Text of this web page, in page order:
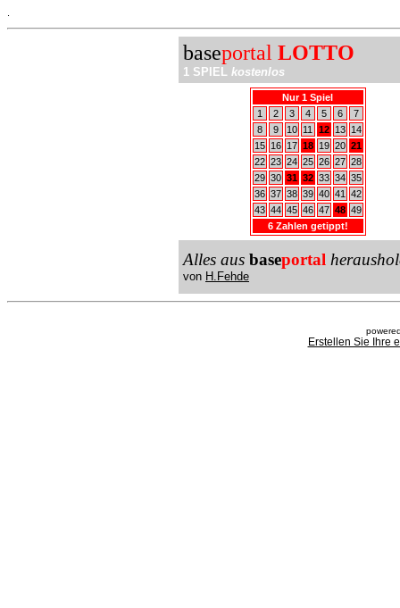
baseportal LOTTO
1 SPIEL kostenlos
Nur 1 Spiel
1
2 3 4 5 6
7
8
9 10 11 12 13
14
15
16 17 18 19 20 21
22 23 24 25 26 27 28
29 30 31 32 33 34 35
36 37 38 39 40 41
42
43 44 45 46 47 48 49
6 Zahlen getippt!
Alles aus baseportal
von H.Fehde
Erstellen Sie Ihre